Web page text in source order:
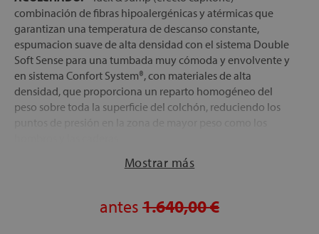
combinación de fibras hipoalergénicas y atérmicas que
garantizan una temperatura de descanso constante,
espumacion suave de alta densidad con el sistema Double
Soft Sense para una tumbada muy cómoda y envolvente y
en sistema Confort System®, con materiales de alta
densidad, que proporciona un reparto homogéneo del
peso sobre toda la superficie del colchón, reduciendo los
Premium® Micro de 5 cm de altura, un bloque de
Mostrar más
antes 1.640,00 €